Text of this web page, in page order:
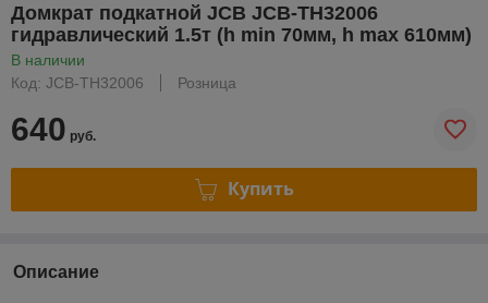
Домкрат подкатной JCB JCB-TH32006
гидравлический 1.5т (h min 70мм, h max 610мм)
В наличии
Код: JCB-TH32006
Розница
640 руб.
Купить
Описание